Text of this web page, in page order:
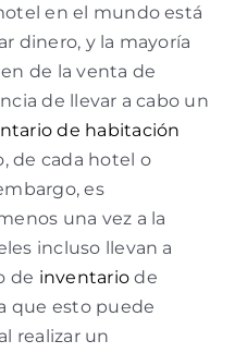
en el mundo está
dinero, y la mayoría
de la venta de
de llevar a cabo un
de habitación
de cada hotel o
es
una vez a la
incluso llevan a
de inventario de
que esto puede
realizar un